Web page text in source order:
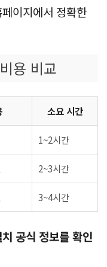
이지에서 정확한
용 비교
소요 시간
1~2시간
2~3시간
3~4시간
공식 정보를 확인